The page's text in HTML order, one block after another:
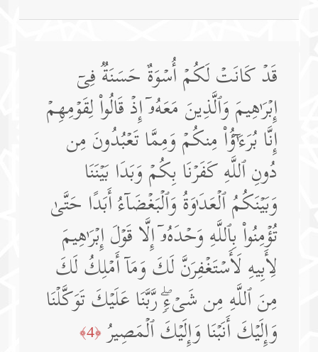
قَدۡ كَانَتۡ لَكُمۡ أُسۡوَةٌ حَسَنَةࣱ فِیۤ
إِبۡرَ ٰ⁠هِیمَ وَٱلَّذِینَ مَعَهُۥۤ إِذۡ قَالُوا۟ لِقَوۡمِهِمۡ
إِنَّا بُرَءَ ٰۤ⁠ ؤُا۟ مِنكُمۡ وَمِمَّا تَعۡبُدُونَ مِن
دُونِ ٱللَّهِ كَفَرۡنَا بِكُمۡ وَبَدَا بَیۡنَنَا
وَبَیۡنَكُمُ ٱلۡعَدَ ٰ⁠وَةُ وَٱلۡبَغۡضَاۤءُ أَبَدًا حَتَّىٰ
تُؤۡمِنُوا۟ بِٱللَّهِ وَحۡدَهُۥۤ إِلَّا قَوۡلَ إِبۡرَ ٰ⁠هِیمَ
لِأَبِیهِ لَأَسۡتَغۡفِرَنَّ لَكَ وَمَاۤ أَمۡلِكُ لَكَ
مِنَ ٱللَّهِ مِن شَیۡءࣲۖ رَّبَّنَا عَلَیۡكَ تَوَكَّلۡنَا
وَإِلَیۡكَ أَنَبۡنَا وَإِلَیۡكَ ٱلۡمَصِیرُ ﴿4﴾